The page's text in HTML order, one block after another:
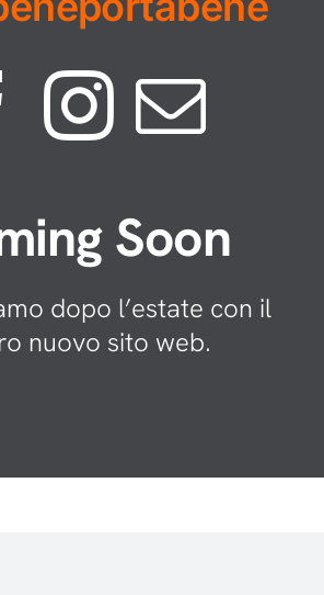
Soon
dopo l’estate con il
nuovo sito web.